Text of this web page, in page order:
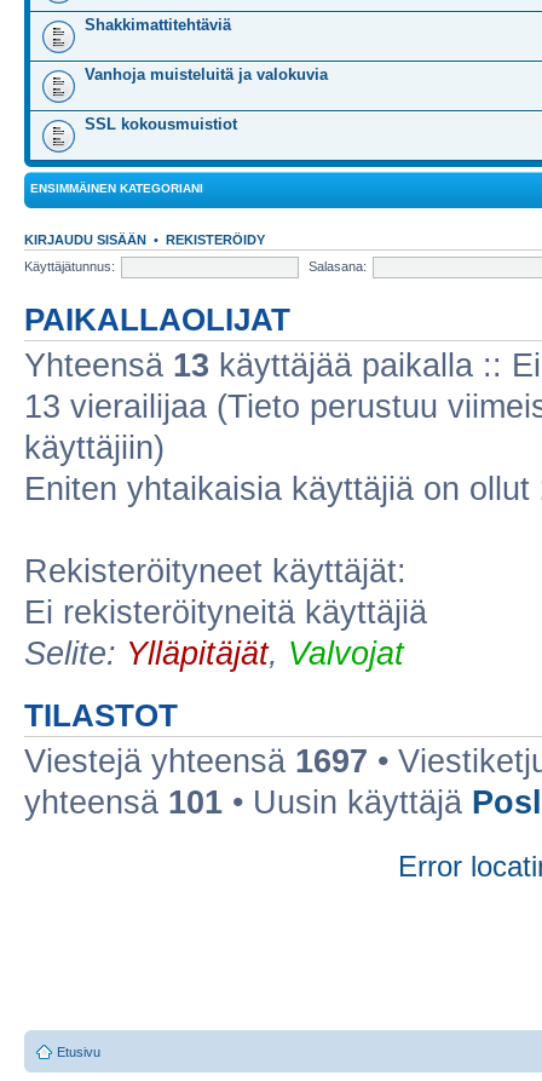
Shakkimattitehtäviä
Vanhoja muisteluitä ja valokuvia
SSL kokousmuistiot
ENSIMMÄINEN KATEGORIANI
KIRJAUDU SISÄÄN • REKISTERÖIDY
Käyttäjätunnus:
Salasana:
PAIKALLAOLIJAT
Yhteensä 13 käyttäjää paikalla ::
13 vierailijaa (Tieto perustuu
käyttäjiin)
Eniten yhtaikaisia käyttäjiä on ollut
Rekisteröityneet käyttäjät:
Ei rekisteröityneitä käyttäjiä
Selite: Ylläpitäjät, Valvojat
TILASTOT
Viestejä yhteensä 1697 •
yhteensä 101 • Uusin käyttäjä
Error
Etusivu